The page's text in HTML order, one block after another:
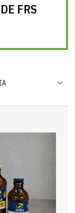
FRS